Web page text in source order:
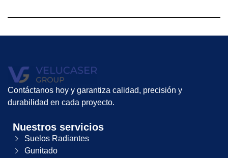
Contáctanos hoy y garantiza calidad, precisión y
durabilidad en cada proyecto.
Nuestros servicios
Suelos Radiantes
Gunitado